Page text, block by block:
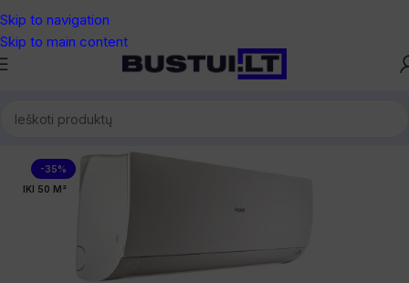
Skip to navigation
Skip to main content
-35%
IKI 50 M²